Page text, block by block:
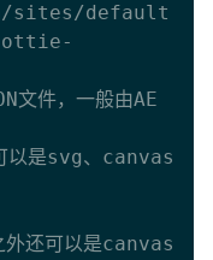
sites/default